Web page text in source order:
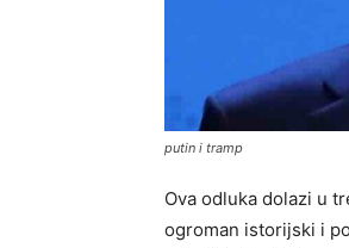
putin i tramp
Ova odluka dolazi u
ogroman istorijski i